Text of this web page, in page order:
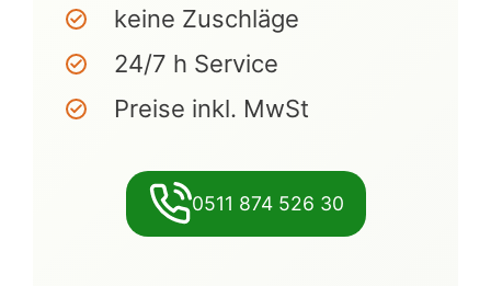
keine Zuschläge
24/7 h Service
Preise inkl. MwSt
0511 874 526 30